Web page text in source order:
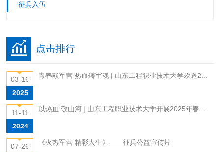
征兵入伍
点击排行
03-16
2025
青春献军营 热血铸军魂 | 山东工程职业技术大学欢送2...
11-11
2024
以热血 敬山河 | 山东工程职业技术大学开展2025年春...
07-26
《火热军营 精彩人生》——征兵公益宣传片